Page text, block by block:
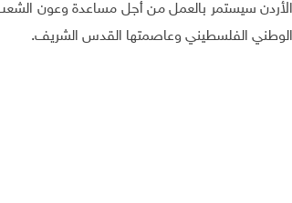
سيستمر بالعمل من أجل مساعدة وعون الشعب
الوطني الفلسطيني وعاصمتها القدس الشريف.